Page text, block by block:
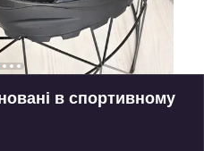
в спортивному